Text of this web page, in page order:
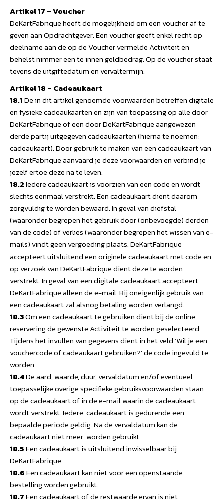
Artikel 17 – Voucher
DeKartFabrique heeft de mogelijkheid om een voucher af te
geven aan Opdrachtgever. Een voucher geeft enkel recht op
deelname aan de op de Voucher vermelde Activiteit en
behelst nimmer een te innen geldbedrag. Op de voucher staat
tevens de uitgiftedatum en vervaltermijn.
Artikel 18 – Cadeaukaart
18.1De in dit artikel genoemde voorwaarden betreffen digitale
en fysieke cadeaukaarten en zijn van toepassing op alle door
DeKartFabrique of een door DeKartFabrique aangewezen
derde partij uitgegeven cadeaukaarten (hierna te noemen:
cadeaukaart). Door gebruik te maken van een cadeaukaart van
DeKartFabrique aanvaard je deze voorwaarden en verbind je
jezelf ertoe deze na te leven.
18.2Iedere cadeaukaart is voorzien van een code en wordt
slechts eenmaal verstrekt. Een cadeaukaart dient daarom
zorgvuldig te worden bewaard. In geval van diefstal
(waaronder begrepen het gebruik door (onbevoegde) derden
van de code) of verlies (waaronder begrepen het wissen van e-
mails) vindt geen vergoeding plaats. DeKartFabrique
accepteert uitsluitend een originele cadeaukaart met code en
op verzoek van DeKartFabrique dient deze te worden
verstrekt. In geval van een digitale cadeaukaart accepteert
DeKartFabrique alleen de e-mail. Bij oneigenlijk gebruik van
een cadeaukaart zal alsnog betaling worden verlangd.
18.3Om een cadeaukaart te gebruiken dient bij de online
reservering de gewenste Activiteit te worden geselecteerd.
Tijdens het invullen van gegevens dient in het veld ‘Wil je een
vouchercode of cadeaukaart gebruiken?’ de code ingevuld te
worden.
18.4De aard, waarde, duur, vervaldatum en/of eventueel
toepasselijke overige specifieke gebruiksvoorwaarden staan
op de cadeaukaart of in de e-mail waarin de cadeaukaart
wordt verstrekt. Iedere cadeaukaart is gedurende een
bepaalde periode geldig. Na de vervaldatum kan de
cadeaukaart niet meer worden gebruikt.
18.5Een cadeaukaart is uitsluitend inwisselbaar bij
DeKartFabrique.
18.6Een cadeaukaart kan niet voor een openstaande
bestelling worden gebruikt.
18.7Een cadeaukaart of de restwaarde ervan is niet